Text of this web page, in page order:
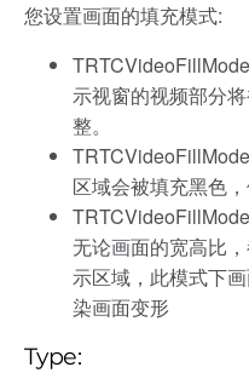
您设置画面的填充模式:
示视窗的视频部分
整。
区域会被填充黑色
无论画面的宽高比
示区域，此模式下
染画面变形
Type: